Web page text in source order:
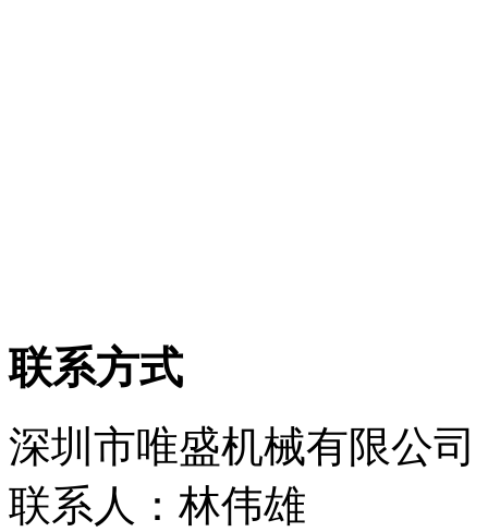
联系方式
深圳市唯盛机械有限公司
联系人：林伟雄